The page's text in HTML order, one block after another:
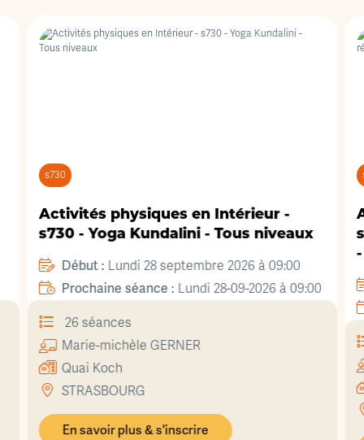
s730
Activités physiques en Intérieur -
s730 - Yoga Kundalini - Tous niveaux
Début : Lundi 28 septembre 2026 à 09:00
Prochaine séance : Lundi 28-09-2026 à 09:00
26 séances
Marie-michèle GERNER
Quai Koch
STRASBOURG
En savoir plus & s'inscrire